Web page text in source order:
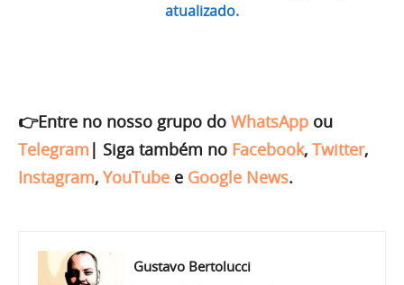
atualizado.
👉Entre no nosso grupo do WhatsApp ou
Telegram | Siga também no Facebook, Twitter,
Instagram, YouTube e Google News.
Gustavo Bertolucci